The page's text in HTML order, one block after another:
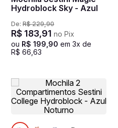
Hydroblock Sky - Azul
De: R$ 229,90
R$ 183,91 no Pix
ou R$ 199 90 em 3x de
R$ 66 63